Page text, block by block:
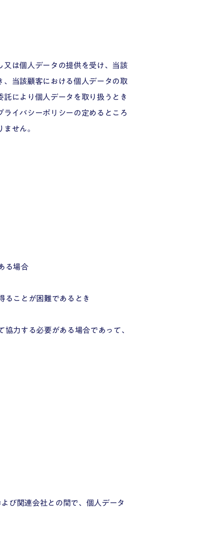
は個人データの提供を受け、当該
当該顧客における個人データの取
により個人データを取り扱うとき
イバシーポリシーの定めるところ
せん。
る場合
ることが困難であるとき
力する必要がある場合であって、
び関連会社との間で、個人データ